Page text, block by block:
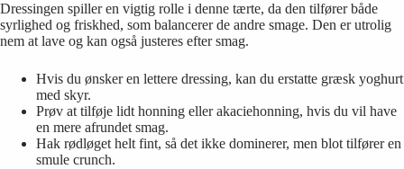
Dressingen spiller en vigtig rolle i denne tærte, da den tilfører både
syrlighed og friskhed, som balancerer de andre smage. Den er utrolig
nem at lave og kan også justeres efter smag.
Hvis du ønsker en lettere dressing, kan du erstatte græsk yoghurt
med skyr.
Prøv at tilføje lidt honning eller akaciehonning, hvis du vil have
en mere afrundet smag.
Hak rødløget helt fint, så det ikke dominerer, men blot tilfører en
smule crunch.